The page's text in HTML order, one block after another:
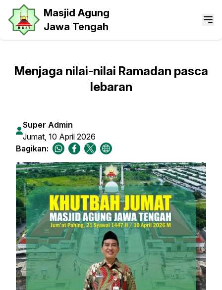
Masjid Agung
Jawa Tengah
Menjaga nilai-nilai Ramadan pasca
lebaran
Super Admin
Jumat, 10 April 2026
Bagikan: